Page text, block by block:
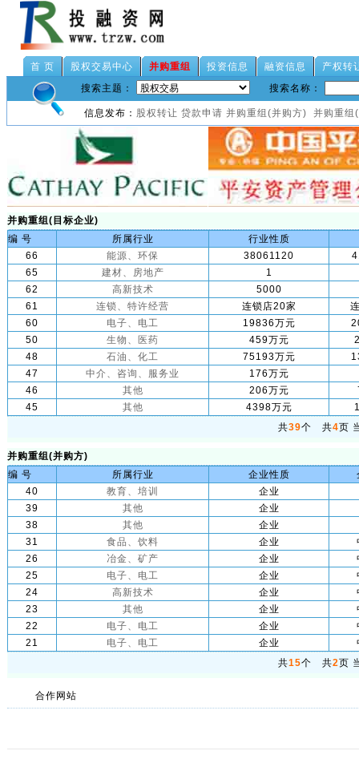
首 页 股权交易中心 并购重组 投资信息 融资信息
产权转
搜索主题：
搜索名称：
信息发布： 股权转让 贷款申请 并购重组(并购方) 并购重
并购重组(目标企业)
编 号
所属行业
行业性质
66
能源、环保 38061120
65
建材、房地产
1
62
高新技术
5000
61
连锁、特许经营 连锁店20家
60
电子、电工 19836万元
50
生物、医药 459万元
48
石油、化工 75193万元
47
中介、咨询、服务业
176万元
46
其他 206万元
45
其他 4398万元
共39个 共4页
并购重组(并购方)
编 号
所属行业 企业性质
40
教育、培训
企业
39
其他
企业
38
其他
企业
31
食品、饮料 企业
26
冶金、矿产 企业
25
电子、电工 企业
24
高新技术 企业
23
其他 企业
22
电子、电工 企业
21
电子、电工 企业
共15个 共2页
合作网站